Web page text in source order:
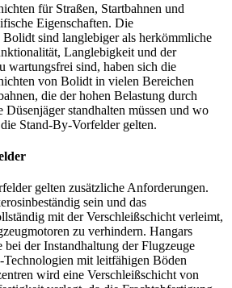
für Straßen, Startbahnen und
Eigenschaften. Die
sind langlebiger als herkömmliche
Langlebigkeit und der
wartungsfrei sind, haben sich die
von Bolidt in vielen Bereichen
die der hohen Belastung durch
Düsenjäger standhalten müssen und wo
Stand-By-Vorfelder gelten.
gelten zusätzliche Anforderungen.
sein und das
mit der Verschleißschicht verleimt,
zu verhindern. Hangars
der Instandhaltung der Flugzeuge
mit leitfähigen Böden
wird eine Verschleißschicht von